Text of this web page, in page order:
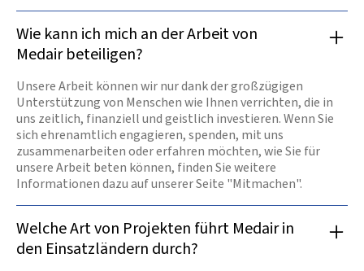
Wie kann ich mich an der Arbeit von
Medair beteiligen?
Unsere Arbeit können wir nur dank der großzügigen
Unterstützung von Menschen wie Ihnen verrichten, die in
uns zeitlich, finanziell und geistlich investieren. Wenn Sie
sich ehrenamtlich engagieren, spenden, mit uns
zusammenarbeiten oder erfahren möchten, wie Sie für
unsere Arbeit beten können, finden Sie weitere
Informationen dazu auf unserer Seite "Mitmachen".
Welche Art von Projekten führt Medair in
den Einsatzländern durch?